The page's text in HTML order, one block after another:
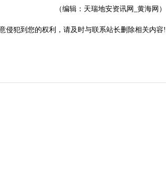
（编辑：天瑞地安资讯网_黄海网）
侵犯到您的权利，请及时与联系站长删除相关内容!